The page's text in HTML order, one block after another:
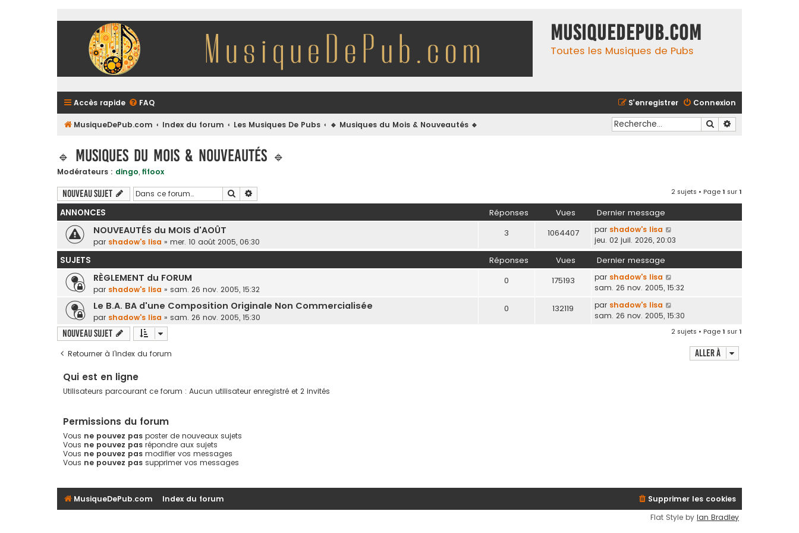
MusiqueDePub.com
Toutes les Musiques de Pubs
Accès rapide FAQ Connexion
S’enregistrer
MusiqueDePub.com Index du forum Les Musiques De Pubs 🔹 Musiques du Mois & Nouveautés 🔹 Rechercher
🔹 Musiques du Mois & Nouveautés 🔹
Modérateurs : dingo, fifoox
Nouveau sujet Rechercher 2 sujets • Page1 sur1
ANNONCES Réponses Vues Dernier message
NOUVEAUTÉS du MOIS d'AOÛT
par shadow's lisa » mer. 10 août 2005, 06:30
3 1064407 par shadow's lisa
jeu. 02 juil. 2026, 20:03
SUJETS Réponses Vues Dernier message
RÈGLEMENT du FORUM
par shadow's lisa » sam. 26 nov. 2005, 15:32
0 175193 par shadow's lisa
sam. 26 nov. 2005, 15:32
Le B.A. BA d'une Composition Originale Non Commercialisée
par shadow's lisa » sam. 26 nov. 2005, 15:30
0 132119 par shadow's lisa
sam. 26 nov. 2005, 15:30
Nouveau sujet 2 sujets • Page1 sur1
Retourner à l’index du forum Aller à
Qui est en ligne
Utilisateurs parcourant ce forum : Aucun utilisateur enregistré et 2 invités
Permissions du forum
Vous ne pouvez pas poster de nouveaux sujets
Vous ne pouvez pas répondre aux sujets
Vous ne pouvez pas modifier vos messages
Vous ne pouvez pas supprimer vos messages
MusiqueDePub.com Index du forum
Supprimer les cookies
Flat Style by Ian Bradley